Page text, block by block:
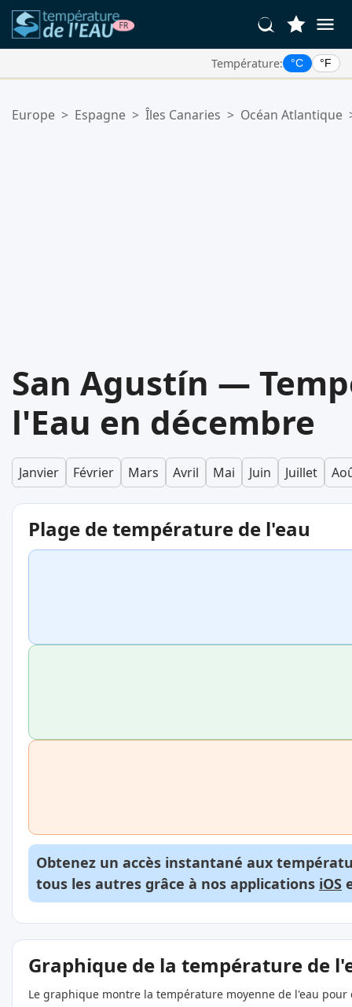
Température: °C °F
Votre liste de favoris est vide.
Europe > Espagne > Îles Canaries > Océan Atlantique
San Agustín —
l'Eau en décembre
Janvier Février Mars Avril Mai Juin Juillet
Plage de température de l'eau
Obtenez un accès instantané aux
tous les autres grâce à nos applications iOS
Graphique de la température de
Le graphique montre la température moyenne de l'eau